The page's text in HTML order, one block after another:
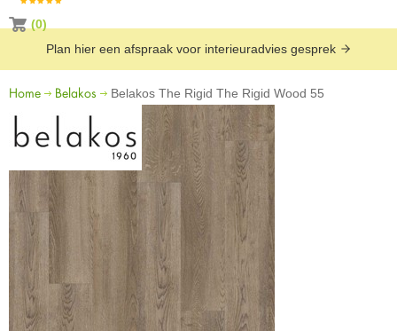
(0)
Plan hier een afspraak voor interieuradvies gesprek
Home Belakos Belakos The Rigid The Rigid Wood 55